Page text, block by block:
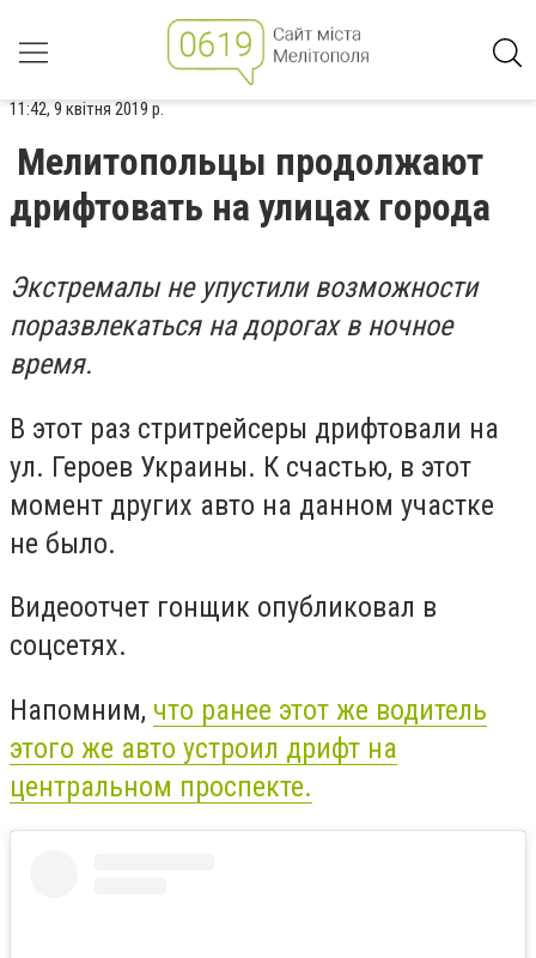
11:42, 9 квітня 2019 р.
Мелитопольцы продолжают
дрифтовать на улицах города
Экстремалы не упустили возможности
поразвлекаться на дорогах в ночное
время.
В этот раз стритрейсеры дрифтовали на
ул. Героев Украины. К счастью, в этот
момент других авто на данном участке
не было.
Видеоотчет гонщик опубликовал в
соцсетях.
Напомним, что ранее этот же водитель
этого же авто устроил дрифт на
центральном проспекте.